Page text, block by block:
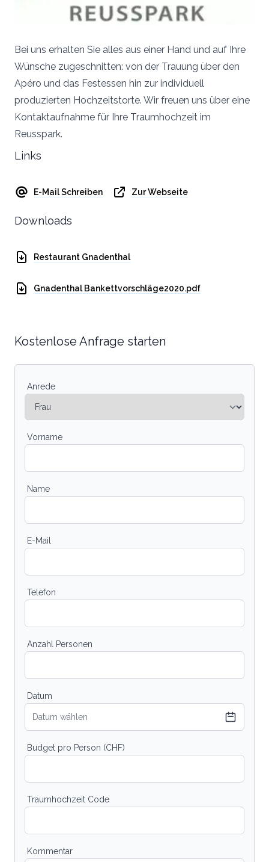
Bei uns erhalten Sie alles aus einer Hand und auf Ihre
Wünsche zugeschnitten: von der Trauung über den
Apéro und das Festessen hin zur individuell
produzierten Hochzeitstorte. Wir freuen uns über eine
Kontaktaufnahme für Ihre Traumhochzeit im
Reusspark.
Links
E-Mail Schreiben Zur Webseite
Downloads
Restaurant Gnadenthal
Gnadenthal Bankettvorschläge2020.pdf
Kostenlose Anfrage starten
Anrede
Vorname
Name
E-Mail
Telefon
Anzahl Personen
Datum
Datum wählen
Budget pro Person (CHF)
Traumhochzeit Code
Kommentar